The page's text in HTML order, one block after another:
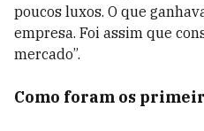
poucos luxos. O que
empresa. Foi assim que
mercado”.
Como foram os